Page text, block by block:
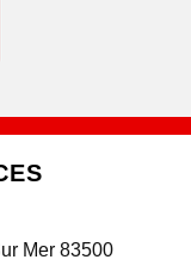
Mer 83500